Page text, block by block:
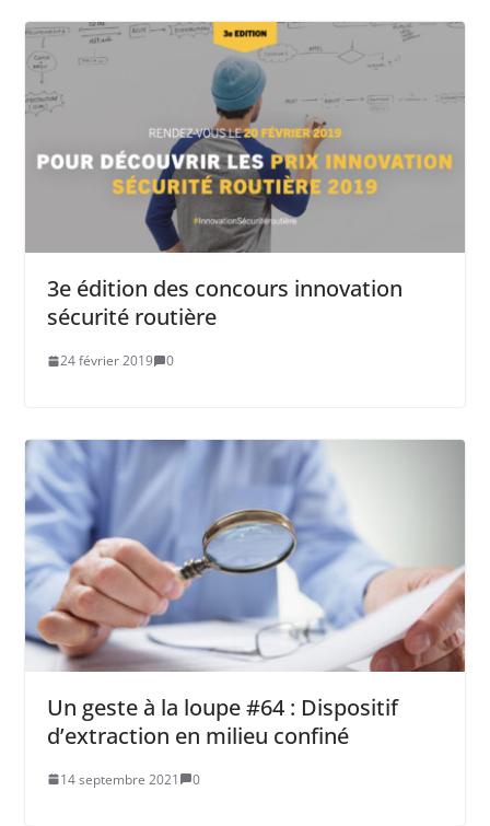
3e édition des concours innovation
sécurité routière
24 février 2019 0
Un geste à la loupe #64 : Dispositif
d’extraction en milieu confiné
14 septembre 2021 0